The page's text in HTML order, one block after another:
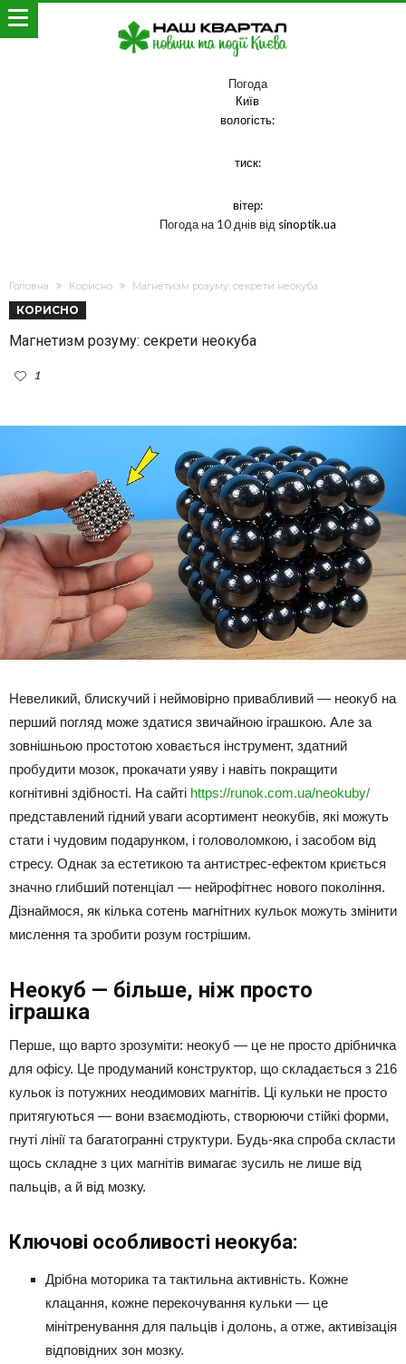
Погода
Київ
вологість:
тиск:
вітер:
Погода на 10 днів від sinoptik.ua
Головна Корисно Магнетизм розуму: секрети неокуба
КОРИСНО
Магнетизм розуму: секрети неокуба
1
Невеликий, блискучий і неймовірно привабливий — неокуб на
перший погляд може здатися звичайною іграшкою. Але за
зовнішньою простотою ховається інструмент, здатний
пробудити мозок, прокачати уяву і навіть покращити
когнітивні здібності. На сайті https://runok.com.ua/neokuby/
представлений гідний уваги асортимент неокубів, які можуть
стати і чудовим подарунком, і головоломкою, і засобом від
стресу. Однак за естетикою та антистрес-ефектом криється
значно глибший потенціал — нейрофітнес нового покоління.
Дізнаймося, як кілька сотень магнітних кульок можуть змінити
мислення та зробити розум гострішим.
Неокуб — більше, ніж просто
іграшка
Перше, що варто зрозуміти: неокуб — це не просто дрібничка
для офісу. Це продуманий конструктор, що складається з 216
кульок із потужних неодимових магнітів. Ці кульки не просто
притягуються — вони взаємодіють, створюючи стійкі форми,
гнуті лінії та багатогранні структури. Будь-яка спроба скласти
щось складне з цих магнітів вимагає зусиль не лише від
пальців, а й від мозку.
Ключові особливості неокуба:
Дрібна моторика та тактильна активність. Кожне
клацання, кожне перекочування кульки — це
мінітренування для пальців і долонь, а отже, активізація
відповідних зон мозку.